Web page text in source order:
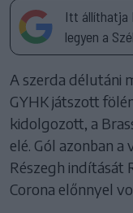
Itt állíthatja
legyen a
A szerda délutáni
GYHK játszott
kidolgozott, a
elé. Gól azonban
Részegh indítását
Corona előnnyel